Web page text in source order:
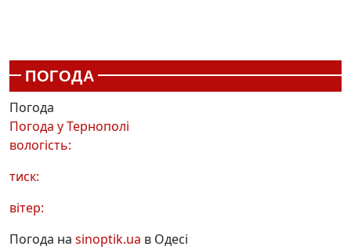
ПОГОДА
Погода
Погода уТернополі
вологість:
тиск:
вітер:
Погода на sinoptik.ua в Одесі